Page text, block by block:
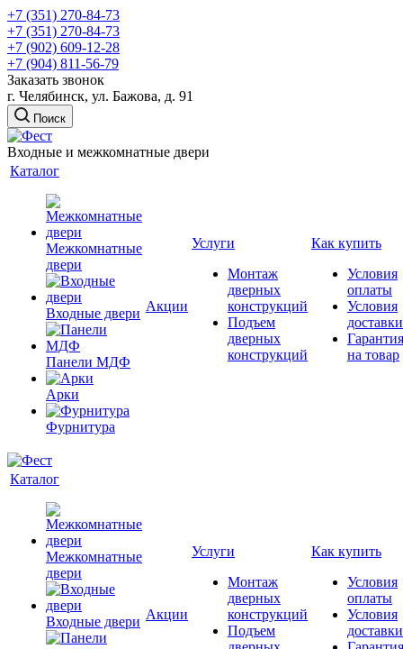
+7 (351) 270-84-73
+7 (351) 270-84-73
+7 (902) 609-12-28
+7 (904) 811-56-79
Заказать звонок
г. Челябинск, ул. Бажова, д. 91
Поиск
Входные и межкомнатные двери
Каталог
Межкомнатные
двери
Входные двери
Панели МДФ
Арки
Фурнитура
Акции
Услуги
Монтаж
дверных
конструкций
Подъем
дверных
конструкций
Как купить
Условия
оплаты
Условия
доставки
Гарантия
на товар
Каталог
Межкомнатные
двери
Входные двери Акции
Услуги
Монтаж
дверных
конструкций
Подъем
Как купить
Условия
оплаты
Условия
доставки